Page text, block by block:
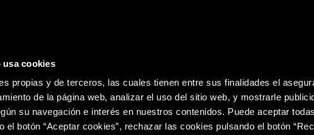
usa cookies
propias y de terceros, las cuales tienen entre sus finalidades el
de la página web, analizar el uso del sitio web, y mostrarle
su navegación e interés en nuestros contenidos. Puede aceptar
el botón “Aceptar cookies”, rechazar las cookies pulsando el botón